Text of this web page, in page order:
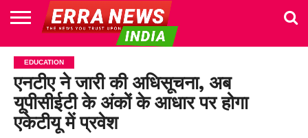
HOME
POLITICS
NEWS
BUSINESS
CULTURE
NATIONAL
SPORTS
LIFESTYLE
TRAVEL
OPINION
BREAKING
NEWS
ENTERTAINMENT
WORLD
CRIME
JOIN
US
EDUCATION
एनटीए ने जारी की अधिसूचना, अब
यूपीसीईटी के अंकों के आधार पर होगा
एकेटीयू में प्रवेश